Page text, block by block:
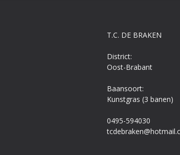
T.C. DE BRAKEN
District:
Oost-Brabant
Baansoort:
Kunstgras (3 banen)
0495-594030